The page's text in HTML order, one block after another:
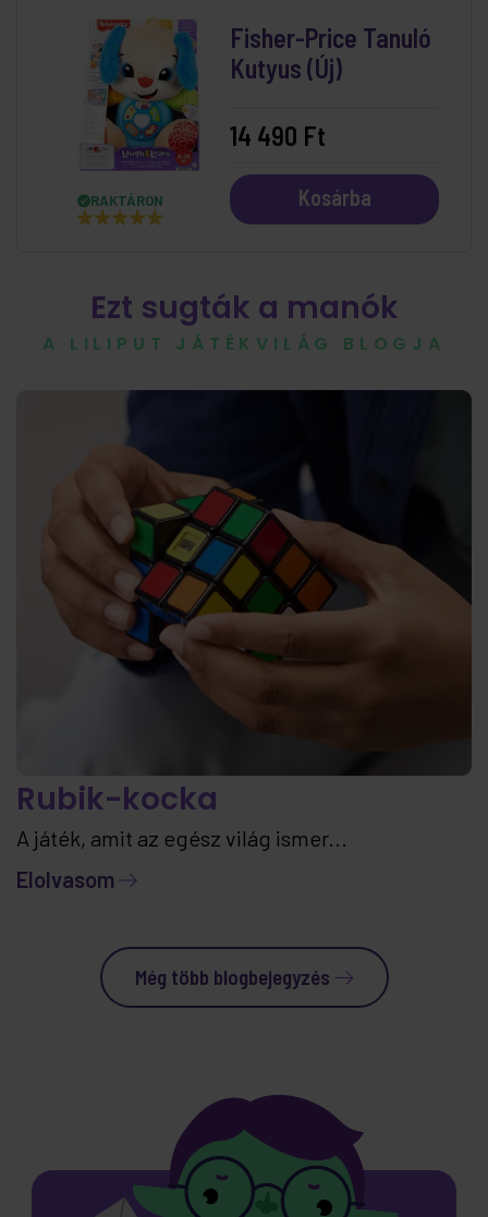
RAKTÁRON
Fisher-Price Tanuló
Kutyus (Új)
14 490 Ft
Kosárba
Ezt sugták a manók
A LILIPUT JÁTÉKVILÁG BLOGJA
Rubik-kocka
A játék, amit az egész világ ismer...
Elolvasom
Még több blogbejegyzés